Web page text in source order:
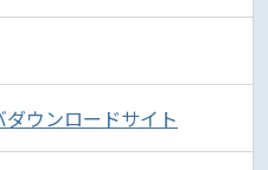
ダウンロードサイト